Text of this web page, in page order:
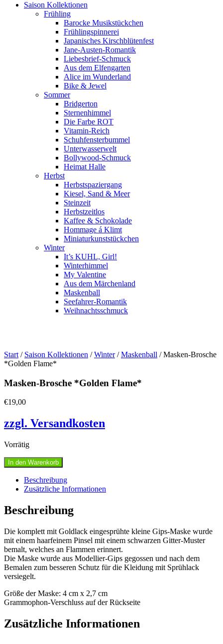
Saison Kollektionen
Frühling
Barocke Musikstückchen
Frühlingspinnerei
Japanisches Kirschblütenfest
Jane-Austen-Romantik
Liebesbrief-Schmuck
Aus dem Elfengarten
Alice im Wunderland
Bike & Jewel
Sommer
Bridgerton
Sternenhimmel
Die Farbe ROT
Vitamin-Reich
Schuhfensterbummel
Unterwasserwelt
Bollywood-Schmuck
Heimat Halle
Herbst
Herbstspaziergang
Kiesel, Sand & Meer
Steinzeit
Herbstzeitlos
Kaffee & Schokolade
Hommage á Klimt
Miniaturkunststückchen
Winter
It’s KUHL, Girl!
Winterhimmel
My Valentine
Aus dem Märchenland
Maskenball
Seefahrer-Romantik
Weihnachtsschmuck
Start / Saison Kollektionen /Winter/Maskenball / Masken-Brosche
*Golden Flame*
Masken-Brosche *Golden Flame*
€19,00
zzgl. Versandkosten
Vorrätig
Masken-
Brosche
*Golden
Flame*
In den Warenkorb
Beschreibung
Zusätzliche Informationen
Beschreibung
Die komplett mit Goldlack eingesprühte kleine Gips-Maske wurde
mit einem haarfeinem Pinsel mit einem schwarzen Gitter-Muster
bemalt, welches an Flammen erinnert.
Die Maske wurde aus Modellier-Gips gegossen und nach dem
Bemalen zum besseren Schutz für die Kleidung mit Sprühlack
versiegelt.
Größe der Maske: 4 cm x 2,7 cm
Grammophon-Verschluss auf der Rückseite
Zusätzliche Informationen